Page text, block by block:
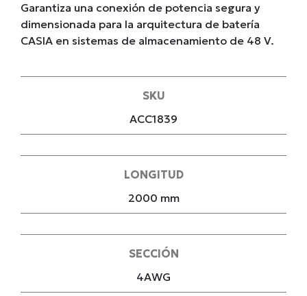
Garantiza una conexión de potencia segura y
dimensionada para la arquitectura de batería
CASIA en sistemas de almacenamiento de 48 V.
SKU
ACC1839
LONGITUD
2000 mm
SECCIÓN
4AWG